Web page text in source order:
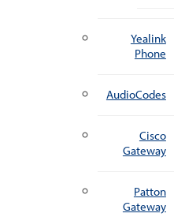
Yealink
Phone
AudioCodes
Cisco
Gateway
Patton
Gateway